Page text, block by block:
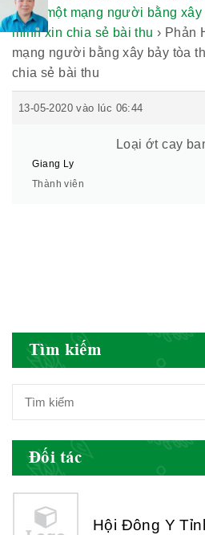
sống một mạng người bằng
mình xin chia sẻ bài thu › Phản
mạng người bằng xây bảy tòa
chia sẻ bài thu
13-05-2020 vào lúc 06:44
Giang Ly
Thành viên
Loại ớt cay
Tìm kiếm
Đối tác
Hiệp hội bệnh
Nam
Cục quản lý y
BYT
Hội Đông Y
Hội Đông Y